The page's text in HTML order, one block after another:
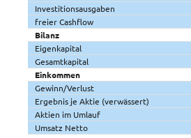
Investitionsausgaben
freier Cashflow
Bilanz
Eigenkapital
Gesamtkapital
Einkommen
Gewinn/Verlust
Ergebnis je Aktie (verwässert)
Aktien im Umlauf
Umsatz Netto